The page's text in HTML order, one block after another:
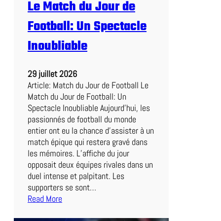
i
o
a
f
f
o
n
t
e
B
o
l
o
g
n
e
d
Le Match du Jour de
Football: Un Spectacle
Inoubliable
29 juillet 2026
Article: Match du Jour de Football Le
Match du Jour de Football: Un
Spectacle Inoubliable Aujourd’hui, les
passionnés de football du monde
entier ont eu la chance d’assister à un
match épique qui restera gravé dans
les mémoires. L’affiche du jour
opposait deux équipes rivales dans un
duel intense et palpitant. Les
supporters se sont…
Read More